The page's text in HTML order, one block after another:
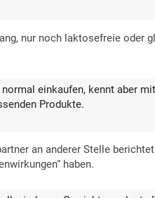
nur noch laktosefreie oder
einkaufen, kennt aber
Produkte.
an anderer Stelle
haben.